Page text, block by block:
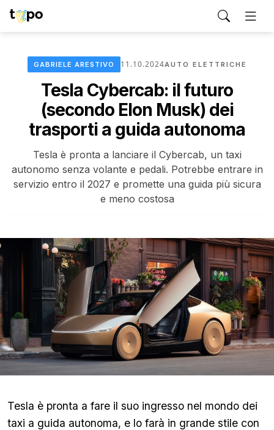
GABRIELE ARESTIVO 11.10.2024AUTO ELETTRICHE
Tesla Cybercab: il futuro
(secondo Elon Musk) dei
trasporti a guida autonoma
Tesla è pronta a lanciare il Cybercab, un taxi
autonomo senza volante e pedali. Potrebbe entrare in
servizio entro il 2027 e promette una guida più sicura
e meno costosa
Tesla è pronta a fare il suo ingresso nel mondo dei
taxi a guida autonoma, e lo farà in grande stile con